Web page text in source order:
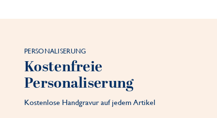
PERSONALISERUNG
Kostenfreie
Personaliserung
Kostenlose Handgravur auf jedem Artikel